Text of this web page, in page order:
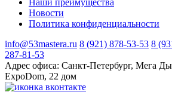
Наши преимущества
Новости
Политика конфиденциальности
info@53mastera.ru 8 (921) 878-53-53 8
287-81-53
Адрес офиса: Санкт-Петербург, Мега
ExpoDom, 22 дом